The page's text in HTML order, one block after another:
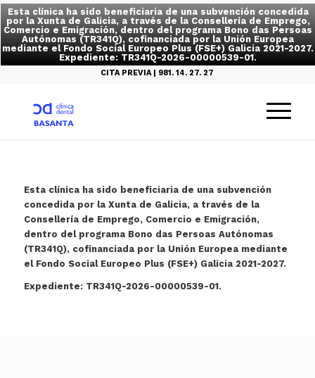
Esta clínica ha sido beneficiaria de una subvención concedida
por la Xunta de Galicia, a través de la Consellería de Emprego,
Comercio e Emigración, dentro del programa Bono das Persoas
Autónomas (TR341Q), cofinanciada por la Unión Europea
mediante el Fondo Social Europeo Plus (FSE+) Galicia 2021-2027.
Expediente: TR341Q-2026-00000539-01.
CITA PREVIA | 981. 14. 27. 27
Esta clínica ha sido beneficiaria de una subvención
concedida por la Xunta de Galicia, a través de la
Consellería de Emprego, Comercio e Emigración,
dentro del programa Bono das Persoas Autónomas
(TR341Q), cofinanciada por la Unión Europea mediante
el Fondo Social Europeo Plus (FSE+) Galicia 2021-2027.
Expediente: TR341Q-2026-00000539-01.